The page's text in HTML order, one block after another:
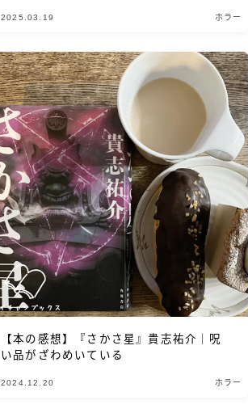
2025.03.19 ホラー
【本の感想】『さかさ星』貴志祐介｜呪
い品がざわめいている
2024.12.20 ホラー